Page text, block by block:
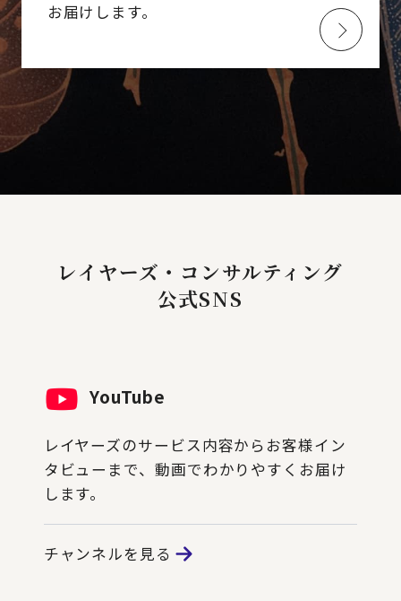
お届けします。
レイヤーズ・コンサルティング
公式SNS
YouTube
レイヤーズのサービス内容からお客様イン
タビューまで、動画でわかりやすくお届け
します。
チャンネルを見る